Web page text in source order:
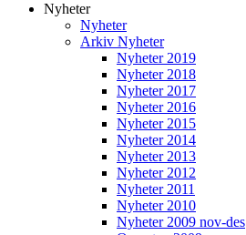
Nyheter
Nyheter
Arkiv Nyheter
Nyheter 2019
Nyheter 2018
Nyheter 2017
Nyheter 2016
Nyheter 2015
Nyheter 2014
Nyheter 2013
Nyheter 2012
Nyheter 2011
Nyheter 2010
Nyheter 2009 nov-des